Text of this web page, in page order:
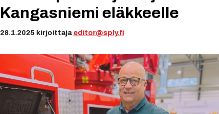
Kangasniemi eläkkeelle
28.1.2025 kirjoittaja editor@sply.fi